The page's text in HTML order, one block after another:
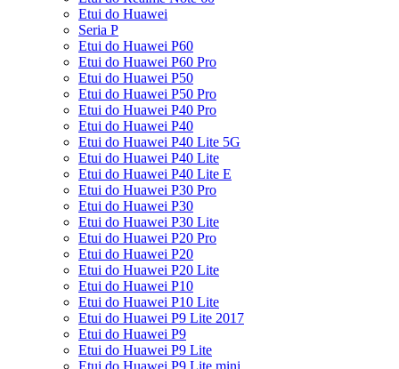
Etui do Huawei
Seria P
Etui do Huawei P60
Etui do Huawei P60 Pro
Etui do Huawei P50
Etui do Huawei P50 Pro
Etui do Huawei P40 Pro
Etui do Huawei P40
Etui do Huawei P40 Lite 5G
Etui do Huawei P40 Lite
Etui do Huawei P40 Lite E
Etui do Huawei P30 Pro
Etui do Huawei P30
Etui do Huawei P30 Lite
Etui do Huawei P20 Pro
Etui do Huawei P20
Etui do Huawei P20 Lite
Etui do Huawei P10
Etui do Huawei P10 Lite
Etui do Huawei P9 Lite 2017
Etui do Huawei P9
Etui do Huawei P9 Lite
Etui do Huawei P9 Lite mini